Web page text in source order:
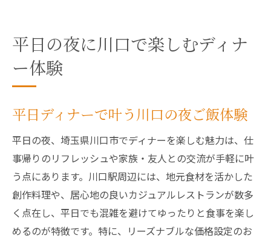
内
おしゃれな川口の安いディナー特集
川口駅周辺の夜ご飯おすすめ店を厳選
川口ディナーで話題のトレンドを探る
ランキング入りのディナー体験ポイント
仕事帰りに寄りたい川口駅周辺の夜ご飯特集
川口駅近くで安い夜ご飯を楽しむコツ
平日ディナーで人気の夜ご飯スポット
おすすめの川口ディナーランキング紹介
平日の夜に川口で楽しむディナ
ー体験
平日ディナーで叶う川口の夜ご飯体験
平日の夜、埼玉県川口市でディナーを楽しむ魅力は、仕
事帰りのリフレッシュや家族・友人との交流が手軽に叶
う点にあります。川口駅周辺には、地元食材を活かした
創作料理や、居心地の良いカジュアルレストランが数多
く点在し、平日でも混雑を避けてゆったりと食事を楽し
めるのが特徴です。特に、リーズナブルな価格設定のお